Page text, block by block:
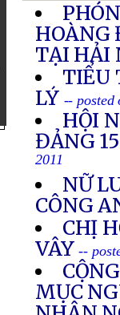
HOÀNG
TẠI HẢI
TIỂU
LÝ -- posted
HỘI
ĐẢNG
2011
NỮ
CÔNG
CHỊ
VÂY--
MỤC